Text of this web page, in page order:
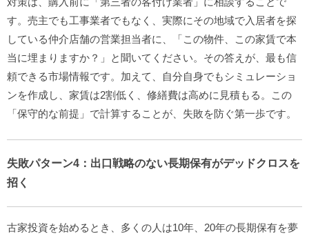
す。売主でも工事業者でもなく、実際にその地域で入居者を探
している仲介店舗の営業担当者に、「この物件、この家賃で本
当に埋まりますか？」と聞いてください。その答えが、最も信
頼できる市場情報です。加えて、自分自身でもシミュレーショ
ンを作成し、家賃は2割低く、修繕費は高めに見積もる。この
「保守的な前提」で計算することが、失敗を防ぐ第一歩です。
失敗パターン4：出口戦略のない長期保有がデッドクロスを
招く
古家投資を始めるとき、多くの人は10年、20年の長期保有を夢